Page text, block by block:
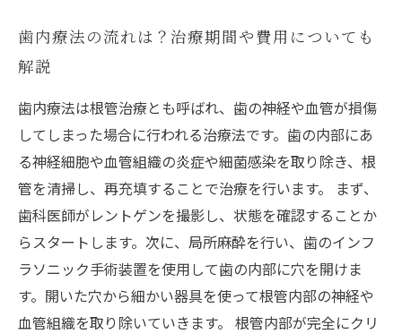
歯内療法の流れは？治療期間や費用についても
解説
歯内療法は根管治療とも呼ばれ、歯の神経や血管が損傷
してしまった場合に行われる治療法です。歯の内部にあ
る神経細胞や血管組織の炎症や細菌感染を取り除き、根
管を清掃し、再充填することで治療を行います。 まず、
歯科医師がレントゲンを撮影し、状態を確認することか
らスタートします。次に、局所麻酔を行い、歯のインフ
ラソニック手術装置を使用して歯の内部に穴を開けま
す。開いた穴から細かい器具を使って根管内部の神経や
血管組織を取り除いていきます。 根管内部が完全にクリ